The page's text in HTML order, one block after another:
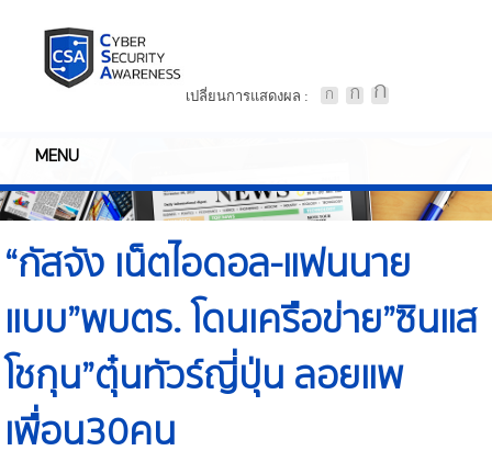
เปลี่ยนการแสดงผล :
MENU
“กัสจัง เน็ตไอดอล-แฟนนาย
แบบ”พบตร. โดนเครือข่าย”ซินแส
โชกุน”ตุ๋นทัวร์ญี่ปุ่น ลอยแพ
เพื่อน30คน